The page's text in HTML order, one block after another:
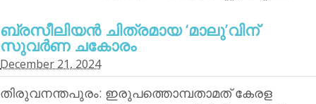
ബ്രസീലിയന്‍ ചിത്രമായ ‘മാലു’വിന്
സുവര്‍ണ ചകോരം
December 21, 2024
തിരുവനന്തപുരം: ഇരുപത്തൊമ്പതാമത് കേരള